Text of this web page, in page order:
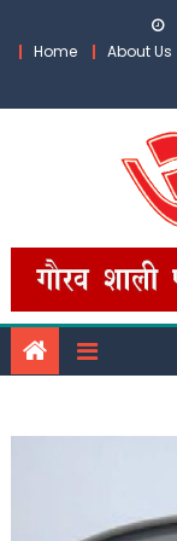
Home
About Us